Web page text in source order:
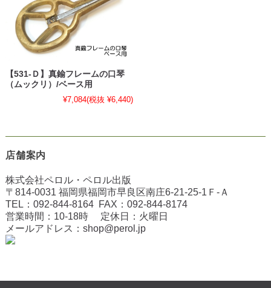
【531-Ｄ】真鍮フレームの口琴
（ムックリ）/ベース用
¥7,084(税抜 ¥6,440)
店舗案内
株式会社ペロル・ペロル出版
〒814-0031 福岡県福岡市早良区南庄6-21-25-1Ｆ-Ａ
TEL： 092-844-8164FAX： 092-844-8174
営業時間：10-18時 定休日：火曜日
メールアドレス： shop@perol.jp